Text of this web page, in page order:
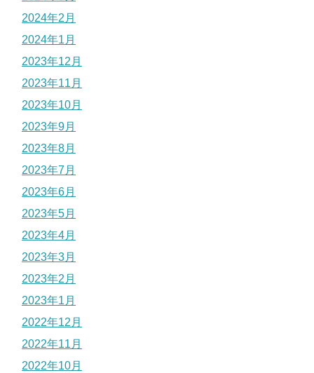
2024年2月
2024年1月
2023年12月
2023年11月
2023年10月
2023年9月
2023年8月
2023年7月
2023年6月
2023年5月
2023年4月
2023年3月
2023年2月
2023年1月
2022年12月
2022年11月
2022年10月